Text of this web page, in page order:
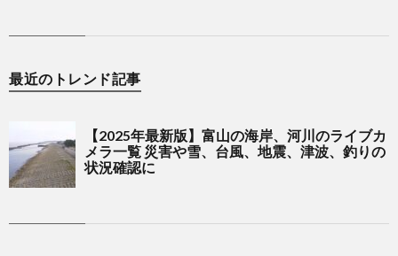
最近のトレンド記事